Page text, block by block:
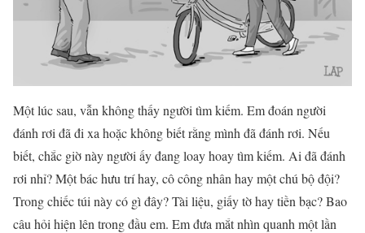
Một lúc sau, vẫn không thấy người tìm kiếm. Em đoán người
đánh rơi đã đi xa hoặc không biết rằng mình đã đánh rơi. Nếu
biết, chắc giờ này người ấy đang loay hoay tìm kiếm. Ai đã đánh
rơi nhỉ? Một bác hưu trí hay, cô công nhân hay một chú bộ đội?
Trong chiếc túi này có gì đây? Tài liệu, giấy tờ hay tiền bạc? Bao
câu hỏi hiện lên trong đầu em. Em đưa mắt nhìn quanh một lần